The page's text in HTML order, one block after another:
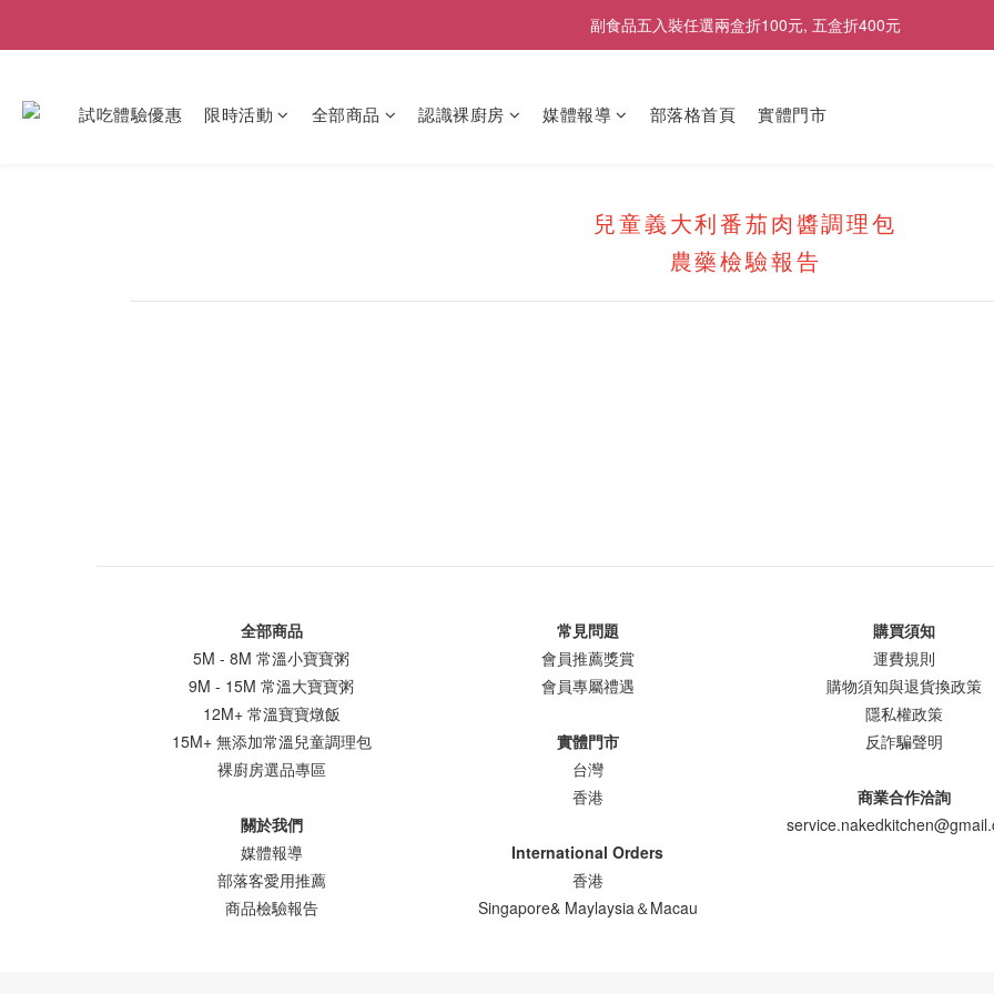
2026商品售價調整公告｜9月1日起適用
副食品五入裝任選兩盒折100元, 五盒折400元
試吃體驗優惠 限時活動 全部商品 認識裸廚房 媒體報導 部落格首頁 實體門市
兒童義大利番茄肉醬調理包
農藥檢驗報告
全部商品
5M - 8M 常溫小寶寶粥
9M - 15M 常溫大寶寶粥
12M+ 常溫寶寶燉飯
15M+ 無添加常溫兒童調理包
裸廚房選品專區
關於我們
媒體報導
部落客愛用推薦
商品檢驗報告
常見問題
會員推薦獎賞
會員專屬禮遇
實體門市
台灣
香港
International Orders
香港
Singapore& Maylaysia＆Macau
購買須知
運費規則
購物須知與退貨換政策
隱私權政策
反詐騙聲明
商業合作洽詢